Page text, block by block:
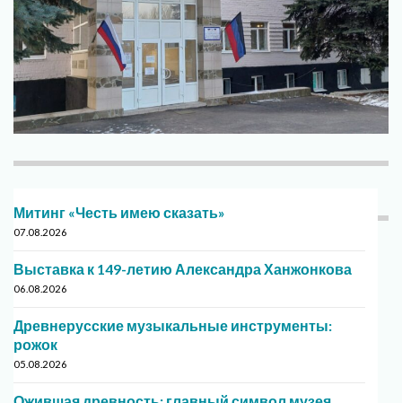
Митинг «Честь имею сказать»
07.08.2026
Выставка к 149-летию Александра Ханжонкова
06.08.2026
Древнерусские музыкальные инструменты:
рожок
05.08.2026